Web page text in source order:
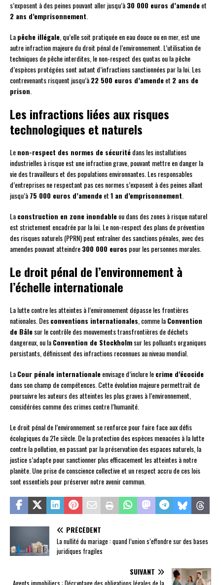
s’exposent à des peines pouvant aller jusqu’à30 000 euros d’amendeet
2 ans d’emprisonnement.
Lapêche illégale, qu’elle soit pratiquée en eau douce ou en mer, est une
autre infraction majeure du droit pénal de l’environnement. L’utilisation de
techniques de pêche interdites, le non-respect des quotas ou la pêche
d’espèces protégées sont autant d’infractions sanctionnées par la loi. Les
contrevenants risquent jusqu’à22 500 euros d’amendeet 2 ans de
prison.
Les infractions liées aux risques
technologiques et naturels
Lenon-respect des normes de sécuritédans les installations
industrielles à risque est une infraction grave, pouvant mettre en danger la
vie des travailleurs et des populations environnantes. Les responsables
d’entreprises ne respectant pas ces normes s’exposent à des peines allant
jusqu’à75 000 euros d’amendeet1 an d’emprisonnement.
Laconstruction en zone inondableou dans des zones à risque naturel
est strictement encadrée par la loi. Le non-respect des plans de prévention
des risques naturels (PPRN) peut entraîner des sanctions pénales, avec des
amendes pouvant atteindre300 000 euros pour les personnes morales.
Le droit pénal de l’environnement à
l’échelle internationale
La lutte contre les atteintes à l’environnement dépasse les frontières
nationales. Desconventions internationales, comme laConvention
de Bâlesur le contrôle des mouvements transfrontières de déchets
dangereux, ou laConvention de Stockholmsur les polluants organiques
persistants, définissent des infractions reconnues au niveau mondial.
LaCour pénale internationaleenvisage d’inclure lecrime d’écocide
dans son champ de compétences. Cette évolution majeure permettrait de
poursuivre les auteurs des atteintes les plus graves à l’environnement,
considérées comme des crimes contre l’humanité.
Le droit pénal de l’environnement se renforce pour faire face aux défis
écologiques du 21e siècle. De la protection des espèces menacées à la lutte
contre la pollution, en passant par la préservation des espaces naturels, la
justice s’adapte pour sanctionner plus efficacement les atteintes à notre
planète. Une prise de conscience collective et un respect accru de ces lois
sont essentiels pour préserver notre avenir commun.
PRÉCÉDENT
La nullité du mariage : quand l’union s’effondre sur des bases
juridiques fragiles
SUIVANT